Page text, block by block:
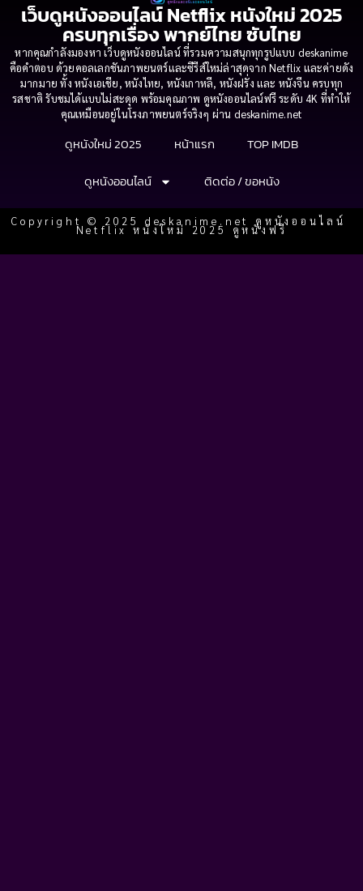
เว็บดูหนังออนไลน์ Netflix หนังใหม่ 2025
ครบทุกเรื่อง พากย์ไทย ซับไทย
หากคุณกำลังมองหา เว็บดูหนังออนไลน์ ที่รวมความสนุกทุกรูปแบบ deskanime
คือคำตอบ ด้วยคอลเลกชันภาพยนตร์และซีรีส์ใหม่ล่าสุดจาก Netflix และค่ายดัง
มากมาย ทั้ง หนังเอเชีย, หนังไทย, หนังเกาหลี, หนังฝรั่ง และ หนังจีน ครบทุก
รสชาติ รับชมได้แบบไม่สะดุด พร้อมคุณภาพ ดูหนังออนไลน์ฟรี ระดับ 4K ที่ทำให้
คุณเหมือนอยู่ในโรงภาพยนตร์จริงๆ ผ่าน deskanime.net
ดูหนังใหม่ 2025 หน้าแรก
TOP IMDB
ดูหนังออนไลน์
ติดต่อ / ขอหนัง
Copyright © 2025 deskanime.net ดูหนังออนไลน์
Netflix หนังใหม่ 2025 ดูหนังฟรี